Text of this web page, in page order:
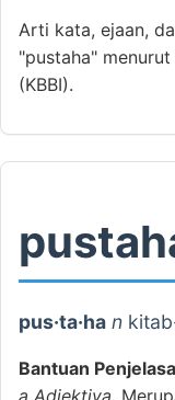
Arti kata, ejaan,
"pustaha" menurut
(KBBI).
pus·ta·ha n
Bantuan
a Adjektiva,